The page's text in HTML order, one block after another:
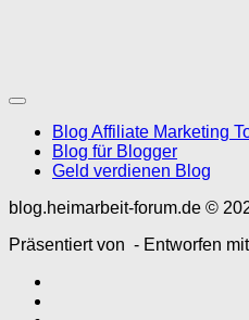
Blog Affiliate Marketing
Blog für Blogger
Geld verdienen Blog
blog.heimarbeit-forum.de ©
Präsentiert von - Entworfen